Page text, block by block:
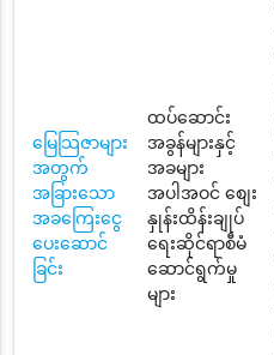
မြေသြဇာများ
အတွက်
အခြားသော
အခကြေးငွေ
ပေးဆောင်
ခြင်း
ထပ်ဆောင်း
အခွန်များနှင့်
အခများ
အပါအဝင် စျေး
နှုန်းထိန်းချုပ်
ရေးဆိုင်ရာစီမံ
ဆောင်ရွက်မှု
များ